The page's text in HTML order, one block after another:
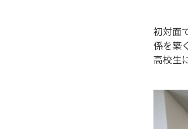
初対面
係を築
高校生